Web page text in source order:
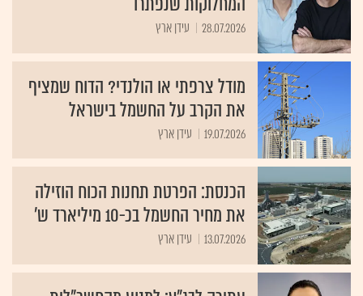
28.07.2026 עידן ארץ
מודל צרפתי או הולנדי? הדוח שמציף
את הקרב על החשמל בישראל
19.07.2026 עידן ארץ
הכנסת: הפרטת תחנות הכוח הוזילה
את מחיר החשמל בכ-10 מיליארד ש'
13.07.2026 עידן ארץ